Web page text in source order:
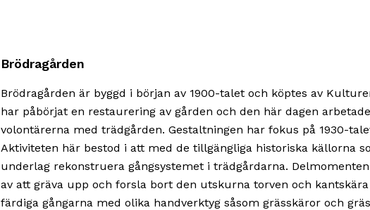
Brödragården
Brödragården är byggd i början av 1900-talet och köptes av
har påbörjat en restaurering av gården och den här dagen arbetade
volontärerna med trädgården. Gestaltningen har fokus på 1930-
Aktiviteten här bestod i att med de tillgängliga historiska källorna
underlag rekonstruera gångsystemet i trädgårdarna.
av att gräva upp och forsla bort den utskurna torven och kantskära
färdiga gångarna med olika handverktyg såsom grässkäror och